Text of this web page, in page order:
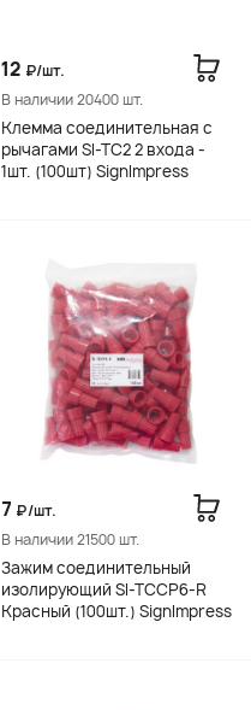
12 ₽/шт.
В наличии 20400 шт.
Клемма соединительная с
рычагами SI-TC2 2 входа -
1шт. (100шт) SignImpress
7 ₽/шт.
В наличии 21500 шт.
Зажим соединительный
изолирующий SI-TCCP6-R
Красный (100шт.) SignImpress